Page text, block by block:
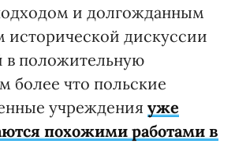
и долгожданным
исторической дискуссии
в положительную
более что польские
учреждения уже
похожими работами в